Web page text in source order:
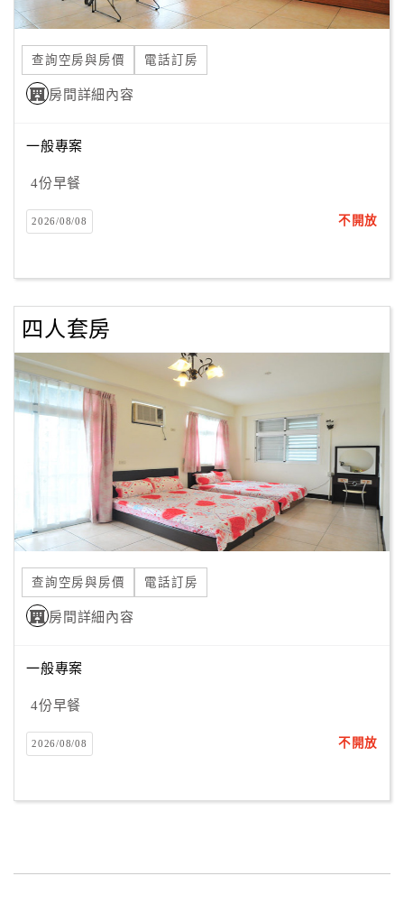
合
提
案
飯
合
作
廠
合
作
旅
商
品
宣
傳
查詢空房與房價 電話訂房
房間詳細內容
一般專案
4份早餐
2026/08/08 不開放
四人套房
查詢空房與房價 電話訂房
房間詳細內容
一般專案
4份早餐
2026/08/08 不開放